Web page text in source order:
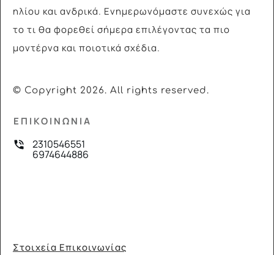
ηλίου και ανδρικά. Ενημερωνόμαστε συνεχώς για
το τι θα φορεθεί σήμερα επιλέγοντας τα πιο
μοντέρνα και ποιοτικά σχέδια.
© Copyright 2026. All rights reserved.
ΕΠΙΚΟΙΝΩΝΙΑ
2310546551
6974644886
Στοιχεία Επικοινωνίας